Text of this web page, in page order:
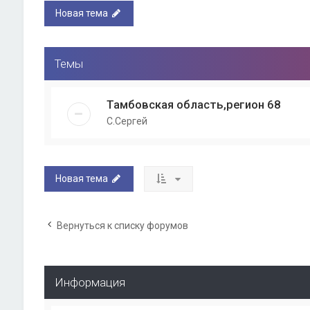
Новая тема
Темы
Тамбовская область,регион 68
С.Сергей
Новая тема
Вернуться к списку форумов
Информация